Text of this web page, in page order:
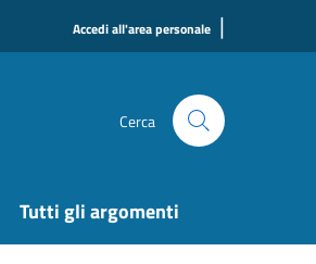
Accedi all'area personale |
Cerca
Tutti gli argomenti